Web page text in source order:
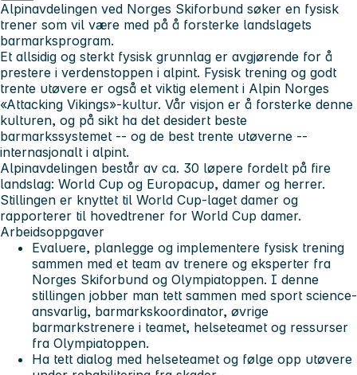
Alpinavdelingen ved Norges Skiforbund søker en fysisk
trener som vil være med på å forsterke landslagets
barmarksprogram.
Et allsidig og sterkt fysisk grunnlag er avgjørende for å
prestere i verdenstoppen i alpint. Fysisk trening og godt
trente utøvere er også et viktig element i Alpin Norges
«Attacking Vikings»-kultur. Vår visjon er å forsterke denne
kulturen, og på sikt ha det desidert beste
barmarkssystemet -- og de best trente utøverne --
internasjonalt i alpint.
Alpinavdelingen består av ca. 30 løpere fordelt på fire
landslag: World Cup og Europacup, damer og herrer.
Stillingen er knyttet til World Cup-laget damer og
rapporterer til hovedtrener for World Cup damer.
Arbeidsoppgaver
Evaluere, planlegge og implementere fysisk trening
sammen med et team av trenere og eksperter fra
Norges Skiforbund og Olympiatoppen. I denne
stillingen jobber man tett sammen med sport science-
ansvarlig, barmarkskoordinator, øvrige
barmarkstrenere i teamet, helseteamet og ressurser
fra Olympiatoppen.
Ha tett dialog med helseteamet og følge opp utøvere